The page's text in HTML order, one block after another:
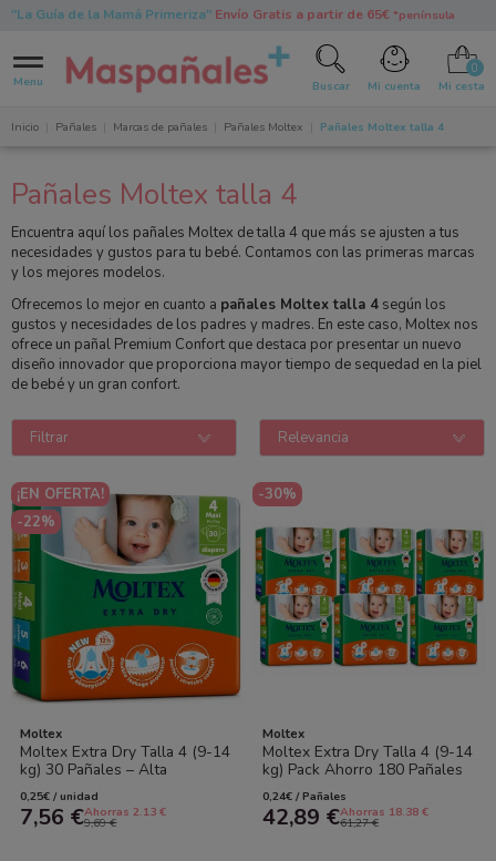
"La Guía de la Mamá Primeriza"Envío Gratis a partir de 65€ *península
Menu Buscar Mi cuenta Mi cesta
Inicio Pañales Marcas de pañales Pañales Moltex Pañales Moltex talla 4
Pañales Moltex talla 4
Encuentra aquí los pañales Moltex de talla 4 que más se ajusten a tus
necesidades y gustos para tu bebé. Contamos con las primeras marcas
y los mejores modelos.
Ofrecemos lo mejor en cuanto a pañales Moltex talla 4según los
gustos y necesidades de los padres y madres. En este caso, Moltex nos
ofrece un pañal Premium Confort que destaca por presentar un nuevo
diseño innovador que proporciona mayor tiempo de sequedad en la piel
de bebé y un gran confort.
Filtrar Relevancia
¡EN OFERTA!
-22%
Moltex
Moltex Extra Dry Talla 4 (9-14
kg) 30 Pañales – Alta
Absorción y Protección para
el Día...
0,25€ / unidad
7,56 €Ahorras 2.13 €
9,69 €
-30%
Moltex
Moltex Extra Dry Talla 4 (9-14
kg) Pack Ahorro 180 Pañales
(6x30) – Máxima Absorción y...
0,24€ / Pañales
42,89 €Ahorras 18.38 €
61,27 €